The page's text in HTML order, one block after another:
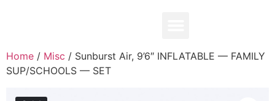
Home / Misc / Sunburst Air, 9’6″ INFLATABLE — FAMILY
SUP/SCHOOLS — SET